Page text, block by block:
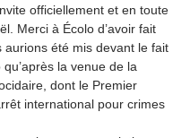
officiellement et en toute
Merci à Écolo d’avoir fait
aurions été mis devant le fait
qu’après la venue de la
dont le Premier
international pour crimes